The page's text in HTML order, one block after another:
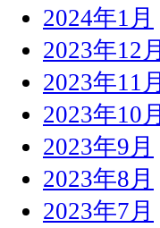
2024年1月
2023年12月
2023年11月
2023年10月
2023年9月
2023年8月
2023年7月